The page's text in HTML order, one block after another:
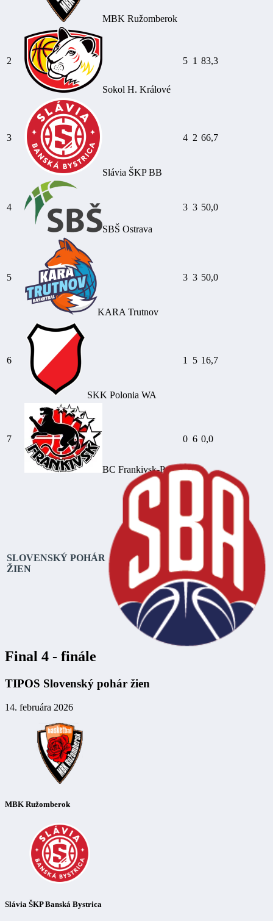
MBK Ružomberok
2
Sokol H. Králové
5 1 83,3
3
Slávia ŠKP BB
4 2 66,7
4
SBŠ Ostrava
3 3 50,0
5
KARA Trutnov
3 3 50,0
6
SKK Polonia WA
1 5 16,7
7
BC Frankivsk-Pryk.
0 6 0,0
SLOVENSKÝ POHÁR
ŽIEN
Final 4 - finále
TIPOS Slovenský pohár žien
14. februára 2026
MBK Ružomberok
Slávia ŠKP Banská Bystrica